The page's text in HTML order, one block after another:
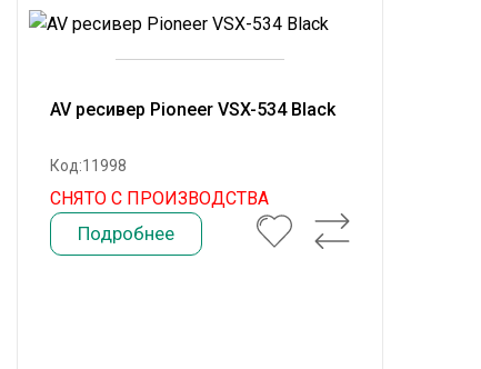
AV ресивер Pioneer VSX-534 Black
Код:11998
СНЯТО С ПРОИЗВОДСТВА
Подробнее